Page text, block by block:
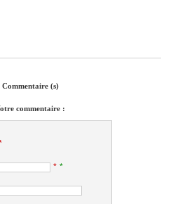
Commentaire (s)
commentaire :
* *